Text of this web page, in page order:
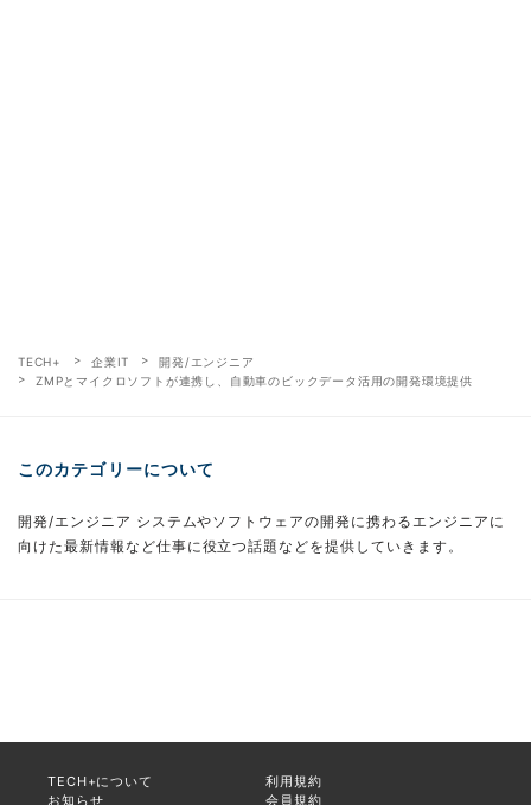
TECH+ 企業IT
開発/エンジニア
ZMPとマイクロソフトが連携し、自動車のビックデータ活用の開発環境提供
このカテゴリーについて
開発/エンジニア システムやソフトウェアの開発に携わるエンジニアに
向けた最新情報など仕事に役立つ話題などを提供していきます。
TECH+について
利用規約
お知らせ
会員規約